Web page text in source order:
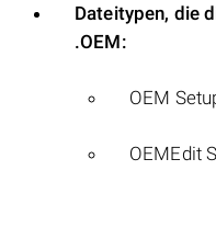
Dateitypen, die
.OEM:
OEM
OEMEdit